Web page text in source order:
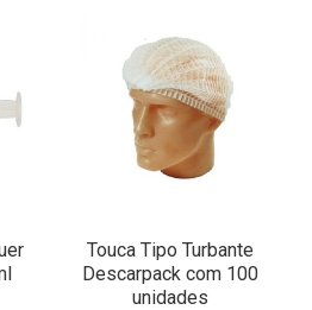
Touca Tipo Turbante
Descarpack com 100
unidades